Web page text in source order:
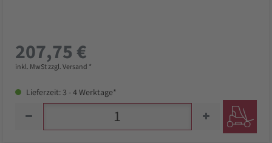
207,75 €
inkl. MwSt zzgl. Versand *
Lieferzeit: 3 - 4 Werktage*